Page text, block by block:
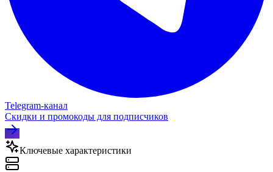
Telegram‑канал
Скидки и промокоды для подписчиков
Ключевые характеристики